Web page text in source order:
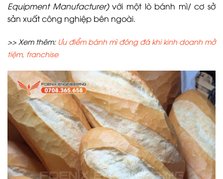
Equipment Manufacturer)với một lò bánh mì/ cơ sở
sản xuất công nghiệp bên ngoài.
>> Xem thêm: Ưu điểm bánh mì đông đá khi kinh doanh mở
tiệm, franchise